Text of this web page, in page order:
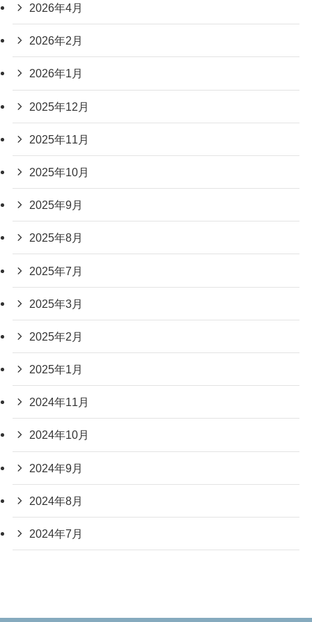
2026年4月
2026年2月
2026年1月
2025年12月
2025年11月
2025年10月
2025年9月
2025年8月
2025年7月
2025年3月
2025年2月
2025年1月
2024年11月
2024年10月
2024年9月
2024年8月
2024年7月